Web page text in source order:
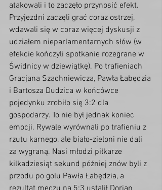
atakowali i to zaczęło przynosić efekt.
Przyjezdni zaczęli grać coraz ostrzej,
wdawali się w coraz więcej dyskusji z
udziałem nieparlamentarnych słów (w
efekcie kończyli spotkanie rozegrane w
Świdnicy w dziewiątkę). Po trafieniach
Gracjana Szachniewicza, Pawła Łabędzia
i Bartosza Dudzica w końcówce
pojedynku zrobiło się 3:2 dla
gospodarzy. To nie był jednak koniec
emocji. Rywale wyrównali po trafieniu z
rzutu karnego, ale biało-zieloni nie dali
za wygraną. Nasi młodzi piłkarze
kilkadziesiąt sekund później znów byli z
przodu po golu Pawła Łabędzia, a